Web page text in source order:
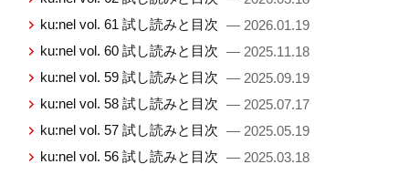
ku:nel vol. 61 試し読みと目次 — 2026.01.19
ku:nel vol. 60 試し読みと目次 — 2025.11.18
ku:nel vol. 59 試し読みと目次 — 2025.09.19
ku:nel vol. 58 試し読みと目次 — 2025.07.17
ku:nel vol. 57 試し読みと目次 — 2025.05.19
ku:nel vol. 56 試し読みと目次 — 2025.03.18